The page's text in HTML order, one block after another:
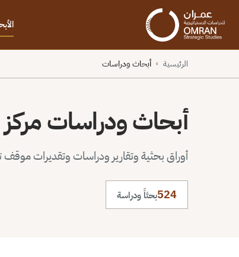
الرئيسية › أبحاث ودراسات
أبحاث ودراسات
أوراق بحثية وتقارير ودراسات وتقديرات
524بحثاً ودراسة